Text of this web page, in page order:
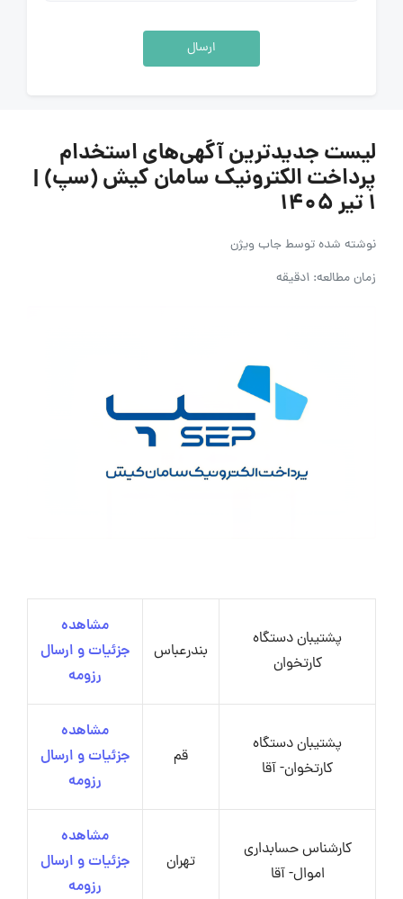
ارسال
لیست جدیدترین آگهی‌های استخدام
پرداخت الکترونیک سامان کیش (سپ) |
۱ تیر ۱۴۰۵
نوشته شده توسطجاب ویژن
زمان مطالعه: 1دقیقه
پشتیبان دستگاه
کارتخوان
بندرعباس
مشاهده
جزئیات و ارسال
رزومه
پشتیبان دستگاه
کارتخوان- آقا
قم
مشاهده
جزئیات و ارسال
رزومه
کارشناس حسابداری
اموال- آقا
تهران
مشاهده
جزئیات و ارسال
رزومه